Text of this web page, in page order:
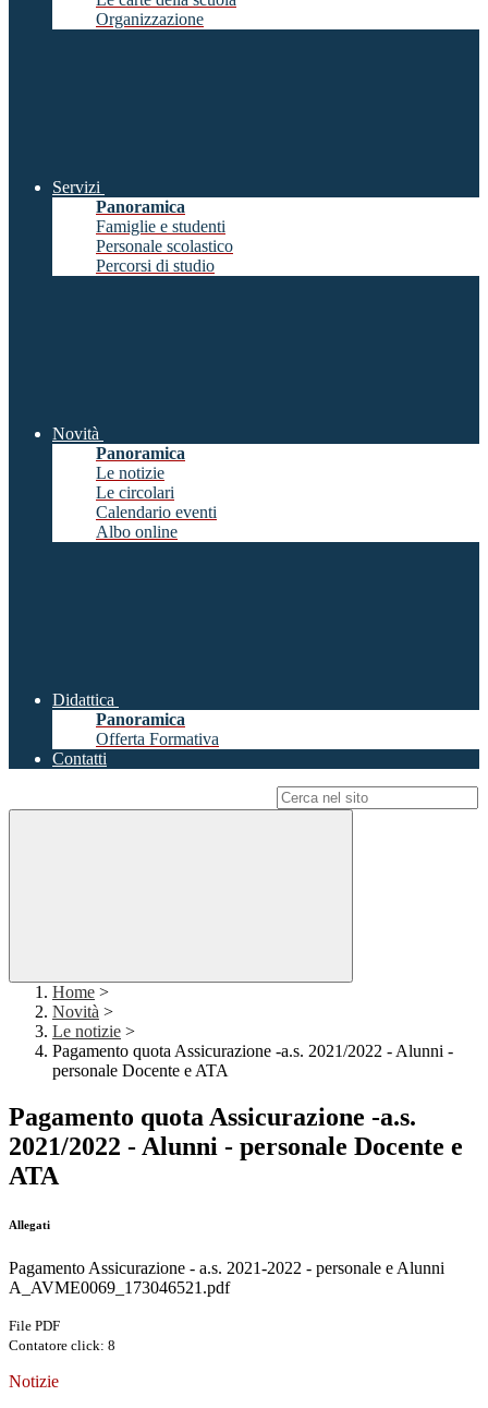
Organizzazione
Servizi
Panoramica
Famiglie e studenti
Personale scolastico
Percorsi di studio
Novità
Panoramica
Le notizie
Le circolari
Calendario eventi
Albo online
Didattica
Panoramica
Offerta Formativa
Contatti
Home >
Novità >
Le notizie >
Pagamento quota Assicurazione -a.s. 2021/2022 - Alunni -
personale Docente e ATA
Pagamento quota Assicurazione -a.s.
2021/2022 - Alunni - personale Docente e
ATA
Allegati
Pagamento Assicurazione - a.s. 2021-2022 - personale e Alunni
A_AVME0069_173046521.pdf
File PDF
Contatore click: 8
Notizie